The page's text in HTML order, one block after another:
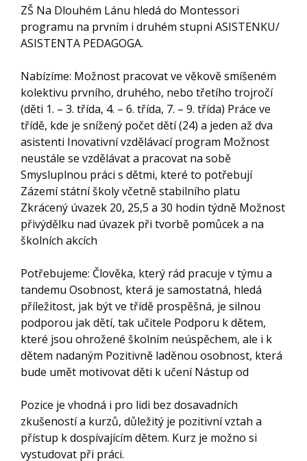
ZŠ Na Dlouhém Lánu hledá do Montessori
programu na prvním i druhém stupni ASISTENKU/
ASISTENTA PEDAGOGA.
Nabízíme: Možnost pracovat ve věkově smíšeném
kolektivu prvního, druhého, nebo třetího trojročí
(děti 1. – 3. třída, 4. – 6. třída, 7. – 9. třída) Práce ve
třídě, kde je snížený počet dětí (24) a jeden až dva
asistenti Inovativní vzdělávací program Možnost
neustále se vzdělávat a pracovat na sobě
Smysluplnou práci s dětmi, které to potřebují
Zázemí státní školy včetně stabilního platu
Zkrácený úvazek 20, 25,5 a 30 hodin týdně Možnost
přivýdělku nad úvazek při tvorbě pomůcek a na
školních akcích
Potřebujeme: Člověka, který rád pracuje v týmu a
tandemu Osobnost, která je samostatná, hledá
příležitost, jak být ve třídě prospěšná, je silnou
podporou jak dětí, tak učitele Podporu k dětem,
které jsou ohrožené školním neúspěchem, ale i k
dětem nadaným Pozitivně laděnou osobnost, která
bude umět motivovat děti k učení Nástup od
Pozice je vhodná i pro lidi bez dosavadních
zkušeností a kurzů, důležitý je pozitivní vztah a
přístup k dospívajícím dětem. Kurz je možno si
vystudovat při práci.